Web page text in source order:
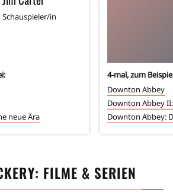
Schauspieler/in
neue Ära
4-mal, zum
Downton Abbey
Downton Abbey
Downton Abbey:
: FILME & SERIEN